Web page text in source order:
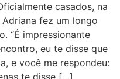
casados, na
Adriana fez um longo
“É impressionante
eu te disse que
e você me respondeu:
te disse […]